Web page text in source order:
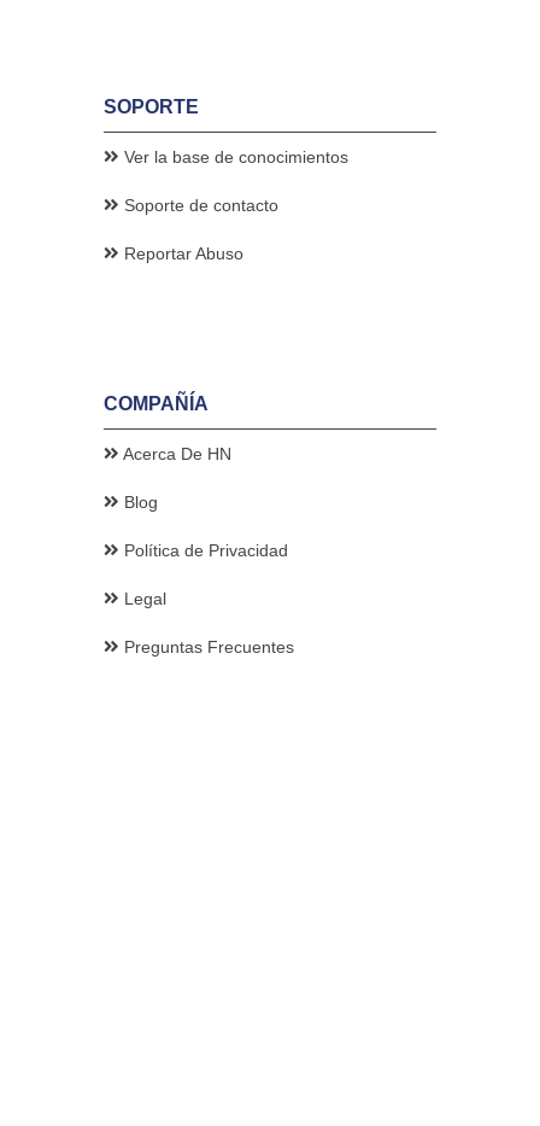
SOPORTE
Ver la base de conocimientos
Soporte de contacto
Reportar Abuso
COMPAÑÍA
Acerca De HN
Blog
Política de Privacidad
Legal
Preguntas Frecuentes